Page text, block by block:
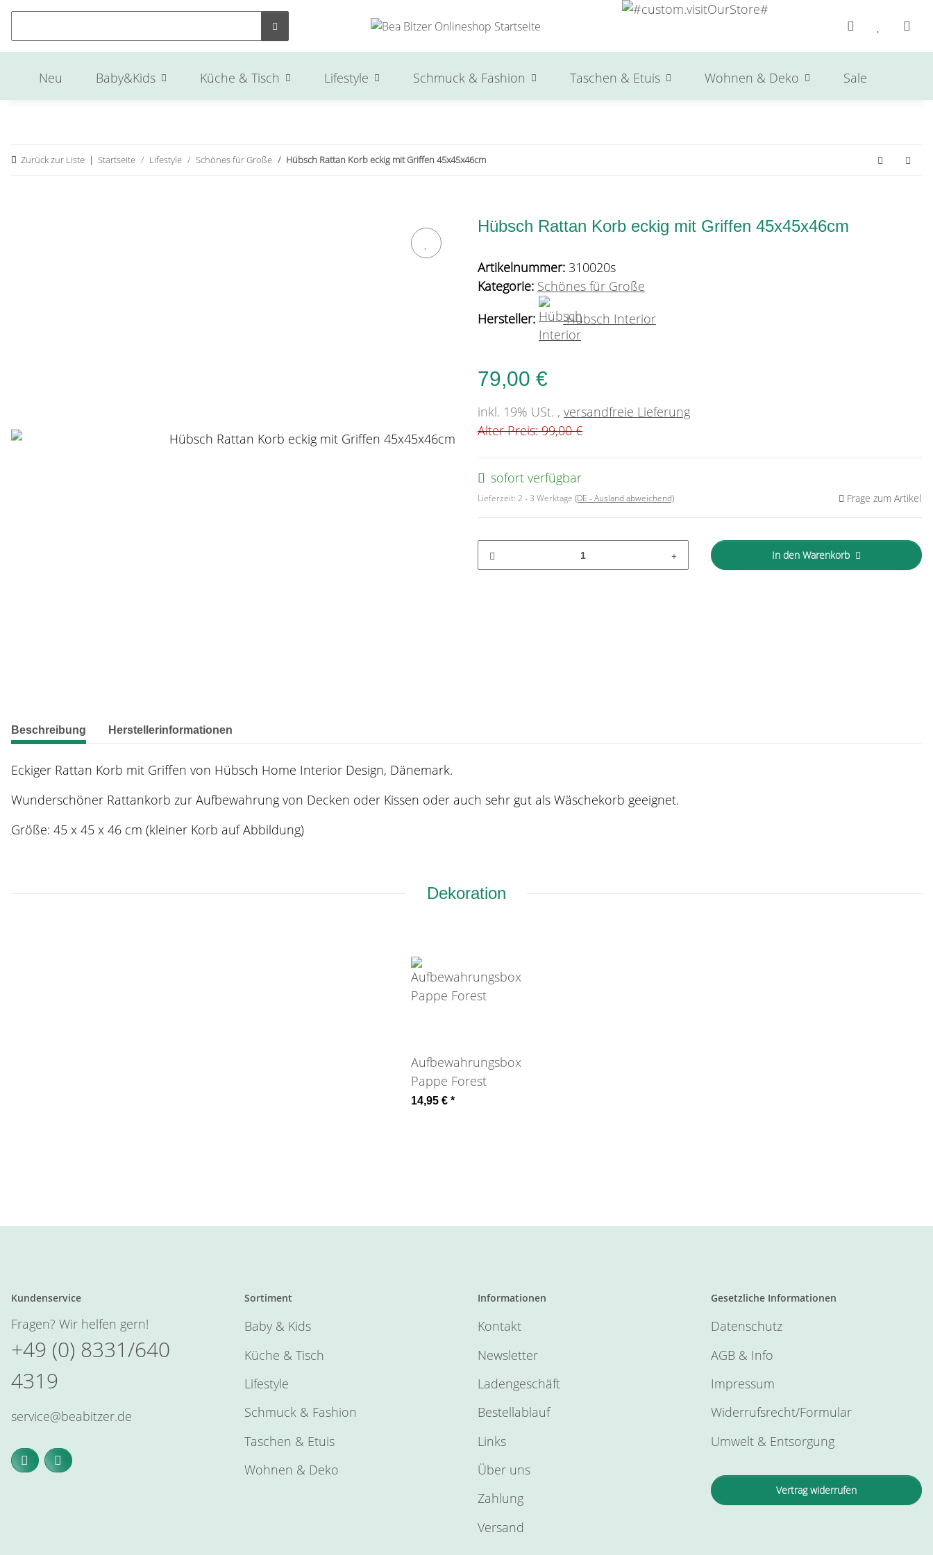
Neu Baby&Kids Küche & Tisch Lifestyle Schmuck & Fashion Taschen & Etuis Wohnen & Deko Sale
Zurück zur Liste Startseite Lifestyle Schönes für Große Hübsch Rattan Korb eckig mit Griffen 45x45x46cm
Hübsch Rattan Korb eckig mit Griffen 45x45x46cm
Artikelnummer: 310020s
Kategorie: Schönes für Große
Hersteller:
Hübsch Interior
79,00 €
inkl. 19% USt. , versandfreie Lieferung
Alter Preis: 99,00 €
sofort verfügbar
Lieferzeit: 2 - 3 Werktage (DE - Ausland abweichend) Frage zum Artikel
In den Warenkorb
weitere Registerkarten anzeigen
Beschreibung Herstellerinformationen
Eckiger Rattan Korb mit Griffen von Hübsch Home Interior Design, Dänemark.
Wunderschöner Rattankorb zur Aufbewahrung von Decken oder Kissen oder auch sehr gut als Wäschekorb geeignet.
Größe: 45 x 45 x 46 cm (kleiner Korb auf Abbildung)
Dekoration
Aufbewahrungsboxen
Pappe Forest
14,95 € *
Kundenservice
Fragen? Wir helfen gern!
+49 (0) 8331/640
4319
service@beabitzer.de
Sortiment
Baby & Kids
Küche & Tisch
Lifestyle
Schmuck & Fashion
Taschen & Etuis
Wohnen & Deko
Informationen
Kontakt
Newsletter
Ladengeschäft
Bestellablauf
Links
Über uns
Zahlung
Versand
Gesetzliche Informationen
Datenschutz
AGB & Info
Impressum
Widerrufsrecht/Formular
Umwelt & Entsorgung
Vertrag widerrufen